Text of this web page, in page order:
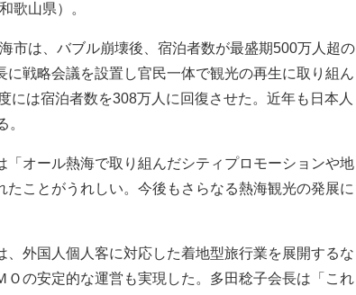
歌山県）。
市は、バブル崩壊後、宿泊者数が最盛期500万人超の
戦略会議を設置し官民一体で観光の再生に取り組ん
には宿泊者数を308万人に回復させた。近年も日本人
。
オール熱海で取り組んだシティプロモーションや地
ことがうれしい。今後もさらなる熱海観光の発展に
外国人個人客に対応した着地型旅行業を展開するな
Ｏの安定的な運営も実現した。多田稔子会長は「これ